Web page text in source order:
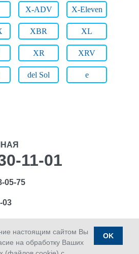
X-ADV X-Eleven
XBR XL
XR XRV
del Sol e
настоящим сайтом Вы
на обработку Ваших
OK
11-01
05-75
03